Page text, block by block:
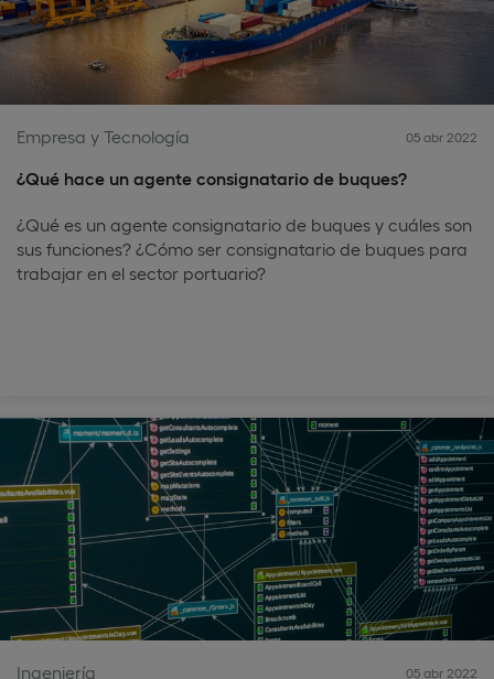
Empresa y Tecnología 05 abr 2022
¿Qué hace un agente consignatario de buques?
¿Qué es un agente consignatario de buques y cuáles son
sus funciones? ¿Cómo ser consignatario de buques para
trabajar en el sector portuario?
Ingeniería 05 abr 2022